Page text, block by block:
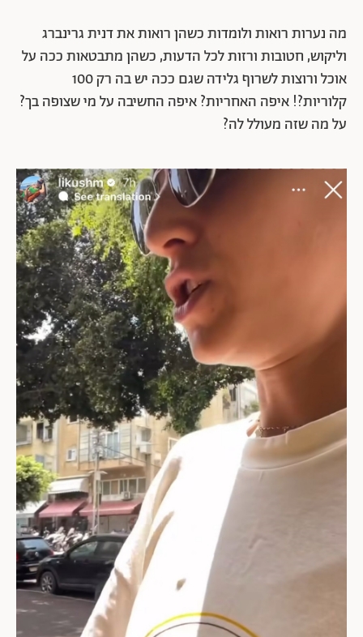
מה נערות רואות ולומדות כשהן רואות את דנית גרינברג
וליקוש, חטובות ורזות לכל הדעות, כשהן מתבטאות ככה על
אוכל ורוצות לשרוף גלידה שגם ככה יש בה רק 100
קלוריות?! איפה האחריות? איפה החשיבה על מי שצופה בך?
על מה שזה מעולל לה?